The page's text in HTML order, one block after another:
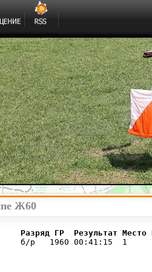
Ж60
Разряд ГР  Результат Место
б/р   1960 00:41:15  1